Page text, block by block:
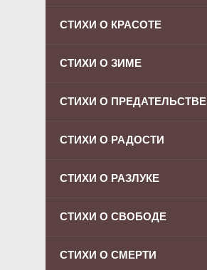
СТИХИ О КРАСОТЕ
СТИХИ О ЗИМЕ
СТИХИ О ПРЕДАТЕЛЬСТВЕ
СТИХИ О РАДОСТИ
СТИХИ О РАЗЛУКЕ
СТИХИ О СВОБОДЕ
СТИХИ О СМЕРТИ